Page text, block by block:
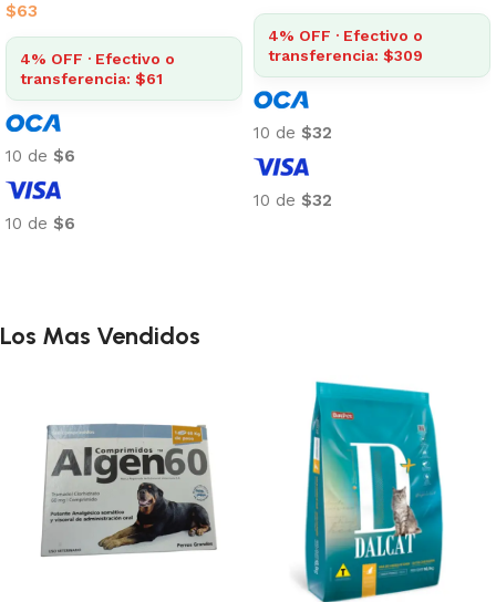
$63
4% OFF · Efectivo o
transferencia: $61
10 de $6
10 de $6
4% OFF · Efectivo o
transferencia: $309
10 de $32
10 de $32
Los Mas Vendidos
🔥ÚLTIMAS 3